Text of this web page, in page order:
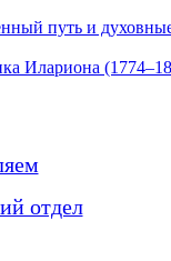
путь и
Илариона
отдел